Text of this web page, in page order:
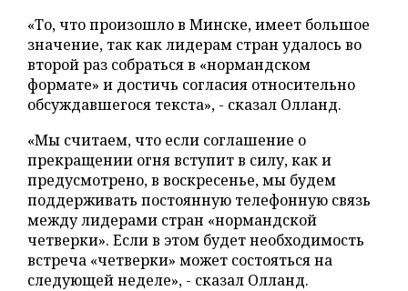
«То, что произошло в Минске, имеет большое
значение, так как лидерам стран удалось во
второй раз собраться в «нормандском
формате» и достичь согласия относительно
обсуждавшегося текста», - сказал Олланд.
«Мы считаем, что если соглашение о
прекращении огня вступит в силу, как и
предусмотрено, в воскресенье, мы будем
поддерживать постоянную телефонную связь
между лидерами стран «нормандской
четверки». Если в этом будет необходимость
встреча «четверки» может состояться на
следующей неделе», - сказал Олланд.